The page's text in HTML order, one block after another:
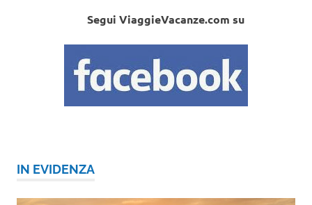
Segui ViaggieVacanze.com su
IN EVIDENZA